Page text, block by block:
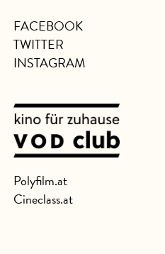
FACEBOOK
TWITTER
INSTAGRAM
Polyfilm.at
Cineclass.at